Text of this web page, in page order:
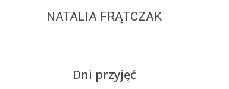
NATALIA FRĄTCZAK
Dni przyjęć